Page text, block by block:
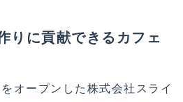
りに貢献できるカフェ
オープンした株式会社スライ